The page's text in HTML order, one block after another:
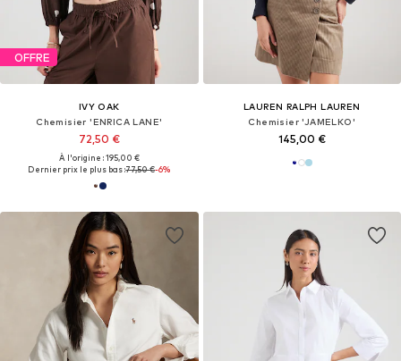
OFFRE
IVY OAK
Chemisier 'ENRICA LANE'
72,50 €
À l'origine : 195,00 €
Dernier prix le plus bas :77,50 €-6%
LAUREN RALPH LAUREN
Chemisier 'JAMELKO'
145,00 €